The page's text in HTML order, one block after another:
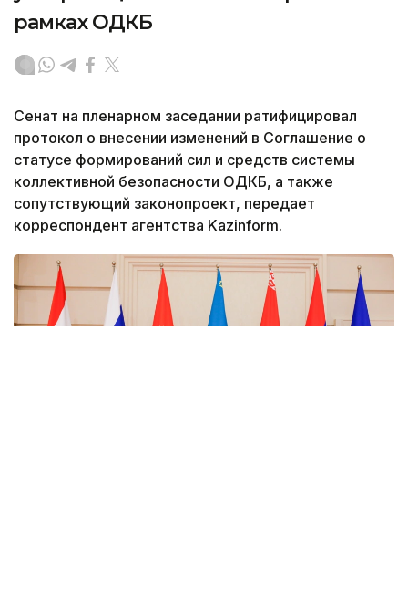
рамках ОДКБ
Сенат на пленарном заседании ратифицировал
протокол о внесении изменений в Соглашение о
статусе формирований сил и средств системы
коллективной безопасности ОДКБ, а также
сопутствующий законопроект, передает
корреспондент агентства Kazinform.